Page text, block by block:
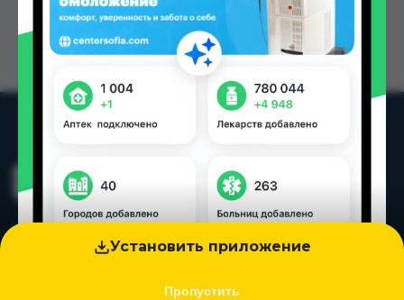
Установить приложение
Пропустить